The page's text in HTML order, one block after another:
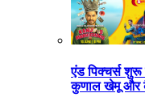
एंड पिक्चर्स शुरू
कुणाल खेमू और